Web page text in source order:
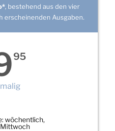
, bestehend aus den vier
erscheinenden Ausgaben.
95
wöchentlich,